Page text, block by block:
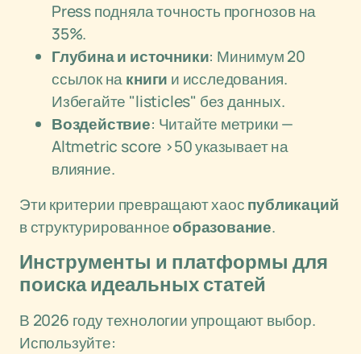
Press подняла точность прогнозов на
35%.
Глубина и источники: Минимум 20
ссылок накниги и исследования.
Избегайте "listicles" без данных.
Воздействие: Читайте метрики —
Altmetric score >50 указывает на
влияние.
Эти критерии превращают хаоспубликаций
в структурированноеобразование.
Инструменты и платформы для
поиска идеальных статей
В 2026 году технологии упрощают выбор.
Используйте: